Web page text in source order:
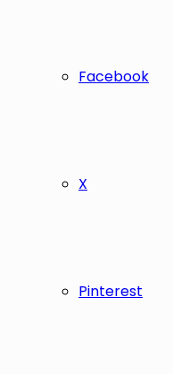
Facebook
X
Pinterest